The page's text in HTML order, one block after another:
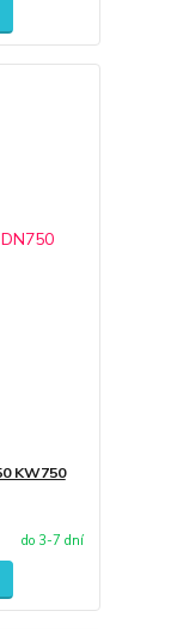
KW750
do 3-7 dní